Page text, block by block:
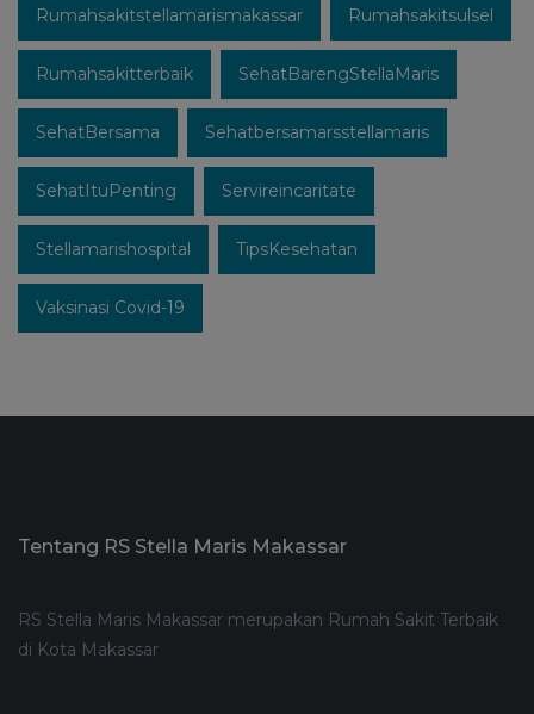
Rumahsakitstellamarismakassar Rumahsakitsulsel
Rumahsakitterbaik SehatBarengStellaMaris
SehatBersama Sehatbersamarsstellamaris
SehatItuPenting Servireincaritate
Stellamarishospital TipsKesehatan
Vaksinasi Covid-19
Tentang RS Stella Maris Makassar
RS Stella Maris Makassar merupakan Rumah Sakit Terbaik
di Kota Makassar